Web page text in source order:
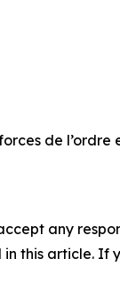
de l’ordre
any
this article. If